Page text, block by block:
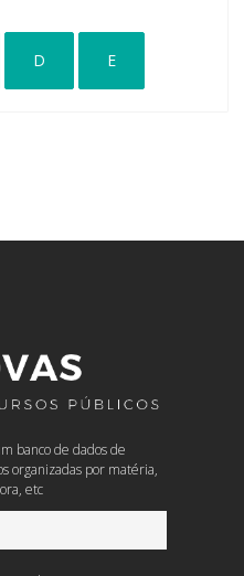
D E
banco de dados de
organizadas por matéria,
etc